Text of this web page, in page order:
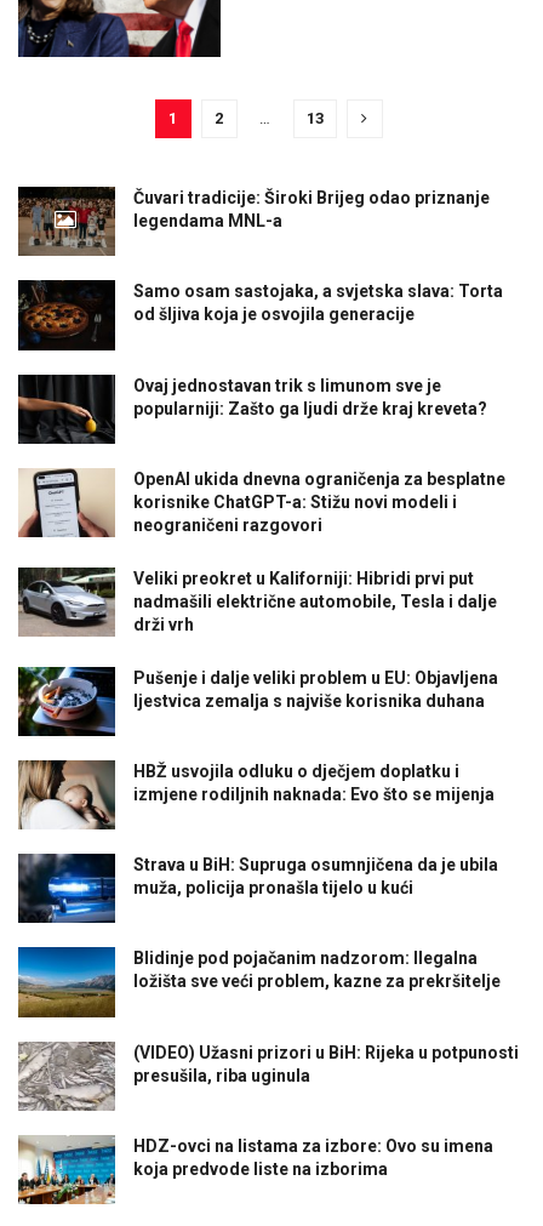
1 2 … 13
Čuvari tradicije: Široki Brijeg odao priznanje
legendama MNL-a
Samo osam sastojaka, a svjetska slava: Torta
od šljiva koja je osvojila generacije
Ovaj jednostavan trik s limunom sve je
popularniji: Zašto ga ljudi drže kraj kreveta?
OpenAI ukida dnevna ograničenja za besplatne
korisnike ChatGPT-a: Stižu novi modeli i
neograničeni razgovori
Veliki preokret u Kaliforniji: Hibridi prvi put
nadmašili električne automobile, Tesla i dalje
drži vrh
Pušenje i dalje veliki problem u EU: Objavljena
ljestvica zemalja s najviše korisnika duhana
HBŽ usvojila odluku o dječjem doplatku i
izmjene rodiljnih naknada: Evo što se mijenja
Strava u BiH: Supruga osumnjičena da je ubila
muža, policija pronašla tijelo u kući
Blidinje pod pojačanim nadzorom: Ilegalna
ložišta sve veći problem, kazne za prekršitelje
(VIDEO) Užasni prizori u BiH: Rijeka u potpunosti
presušila, riba uginula
HDZ-ovci na listama za izbore: Ovo su imena
koja predvode liste na izborima